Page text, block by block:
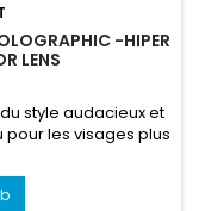
-HIPER
LENS
style audacieux et
les visages plus
jeunes athlètes qui
vue et audace que